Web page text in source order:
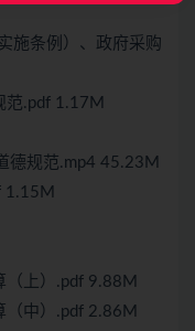
施条例）、政府采购
范.pdf 1.17M
德规范.mp4 45.23M
1.15M
（上）.pdf 9.88M
（中）.pdf 2.86M